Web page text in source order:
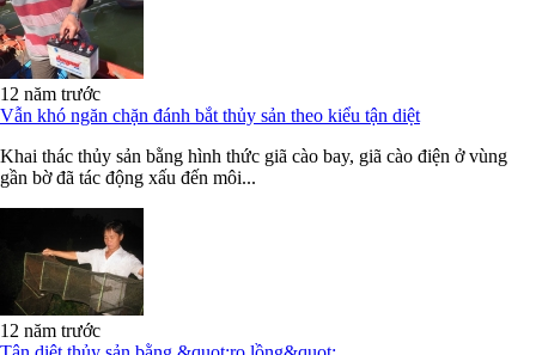
12 năm trước
Vẫn khó ngăn chặn đánh bắt thủy sản theo kiểu tận diệt
Khai thác thủy sản bằng hình thức giã cào bay, giã cào điện ở vùng
gần bờ đã tác động xấu đến môi...
12 năm trước